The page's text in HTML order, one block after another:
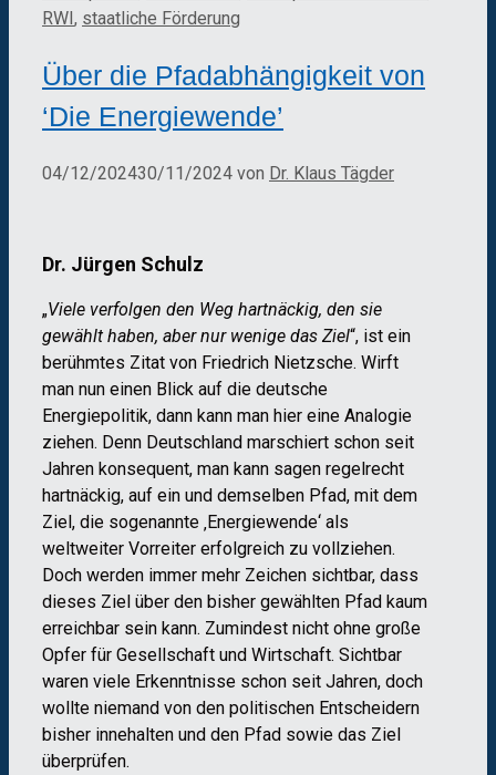
RWI, staatliche Förderung
Über die Pfadabhängigkeit von
‘Die Energiewende’
04/12/202430/11/2024 von Dr. Klaus Tägder
Dr. Jürgen Schulz
„Viele verfolgen den Weg hartnäckig, den sie
gewählt haben, aber nur wenige das Ziel“, ist ein
berühmtes Zitat von Friedrich Nietzsche. Wirft
man nun einen Blick auf die deutsche
Energiepolitik, dann kann man hier eine Analogie
ziehen. Denn Deutschland marschiert schon seit
Jahren konsequent, man kann sagen regelrecht
hartnäckig, auf ein und demselben Pfad, mit dem
Ziel, die sogenannte ‚Energiewende‘ als
weltweiter Vorreiter erfolgreich zu vollziehen.
Doch werden immer mehr Zeichen sichtbar, dass
dieses Ziel über den bisher gewählten Pfad kaum
erreichbar sein kann. Zumindest nicht ohne große
Opfer für Gesellschaft und Wirtschaft. Sichtbar
waren viele Erkenntnisse schon seit Jahren, doch
wollte niemand von den politischen Entscheidern
bisher innehalten und den Pfad sowie das Ziel
überprüfen.